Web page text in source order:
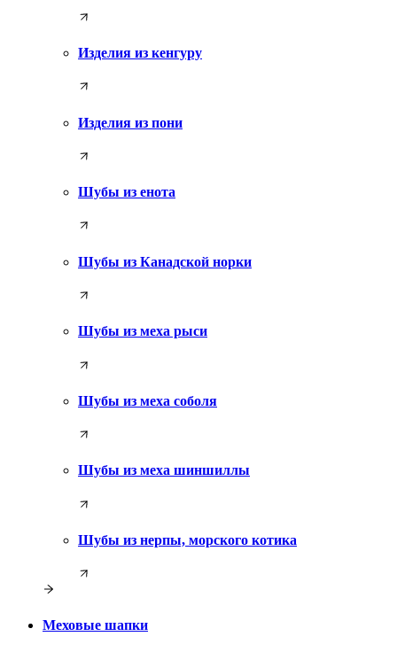
Изделия из кенгуру
Изделия из пони
Шубы из енота
Шубы из Канадской норки
Шубы из меха рыси
Шубы из меха соболя
Шубы из меха шиншиллы
Шубы из нерпы, морского котика
Меховые шапки